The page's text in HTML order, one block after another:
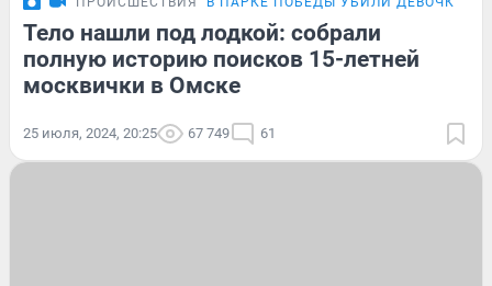
Тело нашли под лодкой: собрали
полную историю поисков 15-летней
москвички в Омске
25 июля, 2024, 20:25 67 749 61